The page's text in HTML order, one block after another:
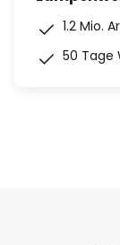
1.2 Mio.
50 Tage